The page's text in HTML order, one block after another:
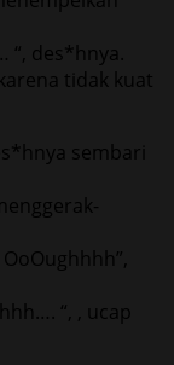
“, des*hnya.
tidak kuat
sembari
“, , ucap